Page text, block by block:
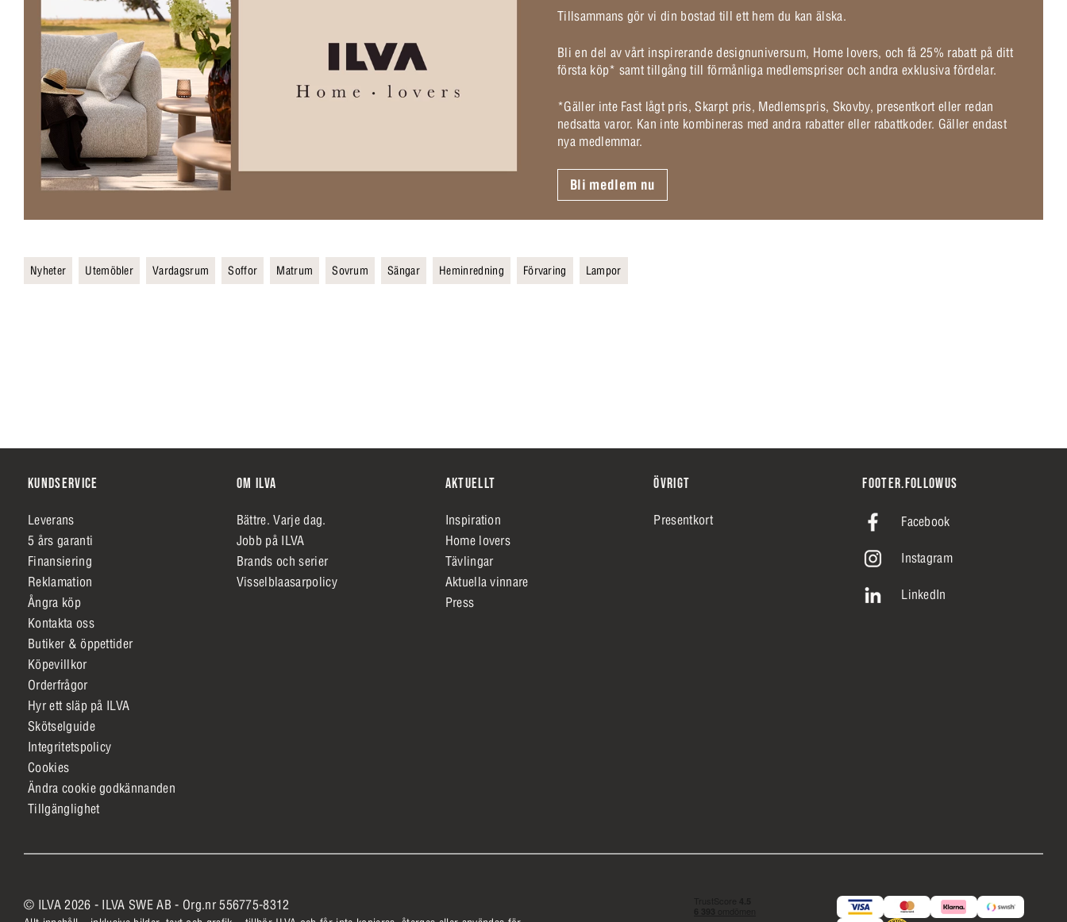
Tillsammans gör vi din bostad till ett hem du kan älska.
Bli en del av vårt inspirerande designuniversum, Home lovers, och få 25% rabatt på ditt
första köp* samt tillgång till förmånliga medlemspriser och andra exklusiva fördelar.
*Gäller inte Fast lågt pris, Skarpt pris, Medlemspris, Skovby, presentkort eller redan
nedsatta varor. Kan inte kombineras med andra rabatter eller rabattkoder. Gäller endast
nya medlemmar.
Bli medlem nu
Nyheter Utemöbler Vardagsrum Soffor Matrum Sovrum Sängar Heminredning Förvaring Lampor
KUNDSERVICE
Leverans
5 års garanti
Finansiering
Reklamation
Ångra köp
Kontakta oss
Butiker & öppettider
Köpevillkor
Orderfrågor
Hyr ett släp på ILVA
Skötselguide
Integritetspolicy
Cookies
Ändra cookie godkännanden
Tillgänglighet
OM ILVA
Bättre. Varje dag.
Jobb på ILVA
Brands och serier
Visselblaasarpolicy
AKTUELLT
Inspiration
Home lovers
Tävlingar
Aktuella vinnare
Press
ÖVRIGT
Presentkort
FOOTER.FOLLOWUS
Facebook
Instagram
LinkedIn
© ILVA 2026 - ILVA SWE AB - Org.nr 556775-8312